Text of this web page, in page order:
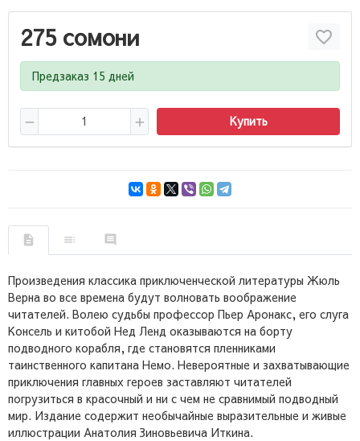
275 сомони
Предзаказ 15 дней
Купить
Произведения классика приключенческой литературы Жюль
Верна во все времена будут волновать воображение
читателей. Волею судьбы профессор Пьер Аронакс, его слуга
Консель и китобой Нед Ленд оказываются на борту
подводного корабля, где становятся пленниками
таинственного капитана Немо. Невероятные и захватывающие
приключения главных героев заставляют читателей
погрузиться в красочный и ни с чем не сравнимый подводный
мир. Издание содержит необычайные выразительные и живые
иллюстрации Анатолия Зиновьевича Иткина.